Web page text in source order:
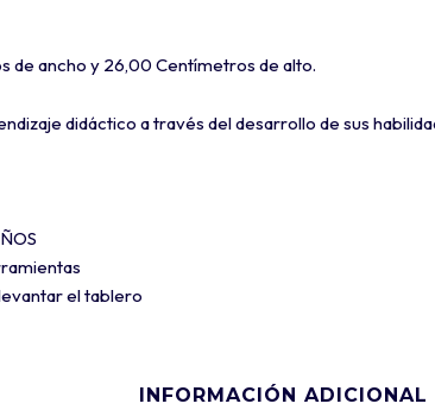
de ancho y 26,00 Centímetros de alto.
didáctico a través del desarrollo de sus
el tablero